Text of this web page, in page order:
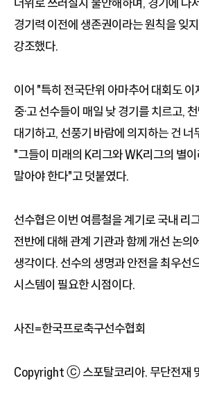
더위로 쓰러질지 불안해하며, 경기에 나
경기력 이전에 생존권이라는 원칙을 잊
강조했다.
이어 "특히 전국단위 아마추어 대회도 이
중·고 선수들이 매일 낮 경기를 치르고,
대기하고, 선풍기 바람에 의지하는 건 너
"그들이 미래의 K리그와 WK리그의 별이
말아야 한다"고 덧붙였다.
선수협은 이번 여름철을 계기로 국내 리
전반에 대해 관계 기관과 함께 개선 논의
생각이다. 선수의 생명과 안전을 최우선
시스템이 필요한 시점이다.
사진=한국프로축구선수협회
Copyright ⓒ 스포탈코리아. 무단전재